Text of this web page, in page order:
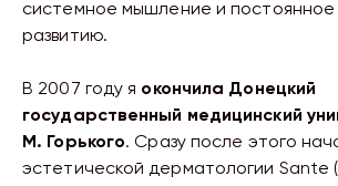
системное мышление и постоянное
развитию.
В 2007 году я окончила Донецкий
государственный медицинский
М. Горького. Сразу после этого
эстетической дерматологии Sante